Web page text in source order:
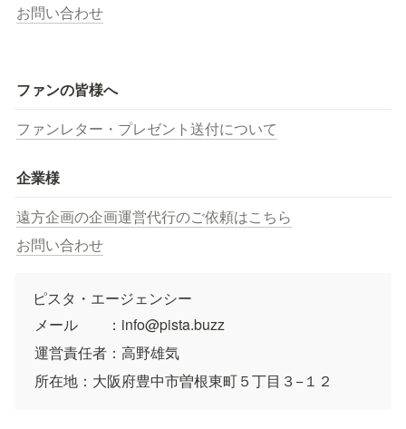
お問い合わせ
ファンの皆様へ
ファンレター・プレゼント送付について
企業様
遠方企画の企画運営代行のご依頼はこちら
お問い合わせ
ピスタ・エージェンシー
メール　　：info@pista.buzz
運営責任者：高野雄気
所在地：大阪府豊中市曽根東町５丁目３−１２